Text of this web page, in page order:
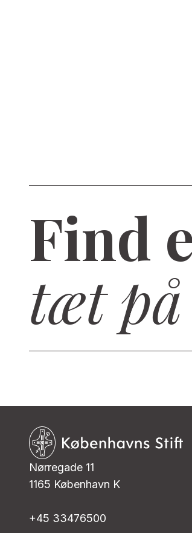
Find
tæt
Nørregade 11
1165 København K
+45 33476500